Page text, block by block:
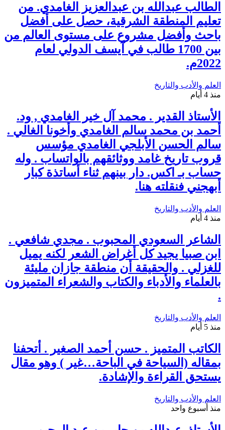
الطالب عبدالله بن عبدالعزيز الغامدي. من
تعليم المنطقة الشرقية، حصل على أفضل
باحث وأفضل مشروع على مستوى العالم من
بين 1700 طالب في آيسف الدولي لعام
2022م.
العلم والأدب والتاريخ
منذ 4 أيام
الأستاذ القدير . محمد آل خير الغامدي , ود.
أحمد بن محمد سالم الغامدي وأخونا الغالي .
سالم الحسن الأبلجي الغامدي مؤسس
قروب تاريخ غامد ووثائقهم بالواتساب . وله
حساب بـ اكس. دار بينهم ثناء أساتذة كبار
أبهجني فنقلته هنا.
العلم والأدب والتاريخ
منذ 4 أيام
الشاعر السعودي المحبوب . مجدي شافعي .
ابن صبيا يجيد كل أغراض الشعر لكنه يميل
للغزلي . والحقيقة أن منطقة جازان مليئة
بالعلماء والأدباء والكتاب والشعراء المتميزون
.
العلم والأدب والتاريخ
منذ 5 أيام
الكاتب المتميز . حسن أحمد الصغير . أتحفنا
بمقاله (السياحة في الباحة…غير ) وهو مقال
يستحق القراءة والإشادة.
العلم والأدب والتاريخ
منذ أسبوع واحد